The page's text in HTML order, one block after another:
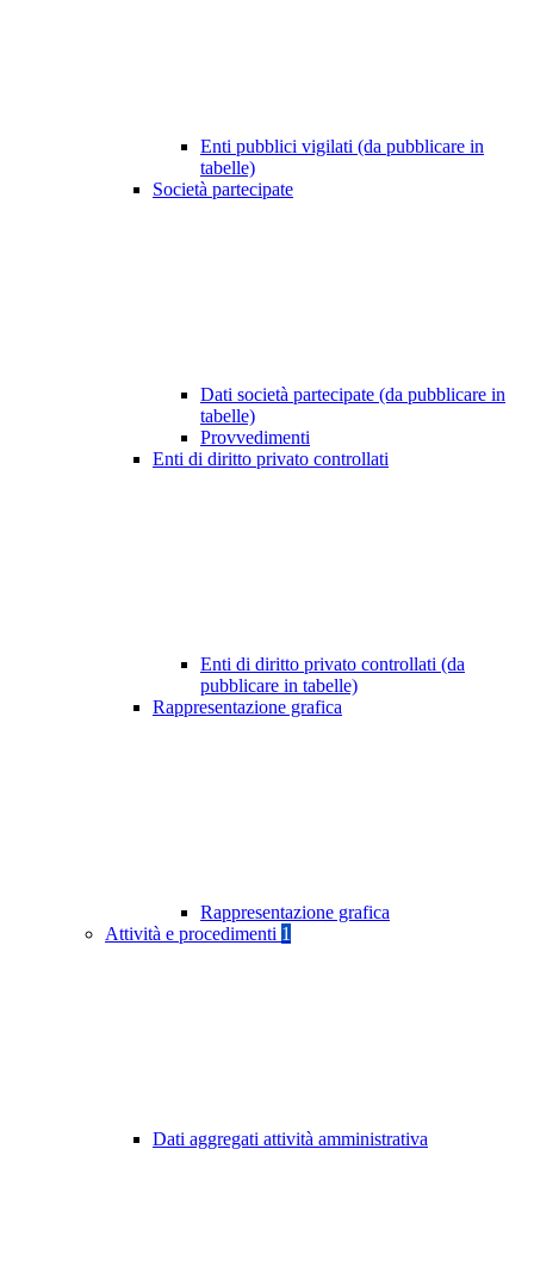
Enti pubblici vigilati (da pubblicare in
tabelle)
Società partecipate
Dati società partecipate (da pubblicare in
tabelle)
Provvedimenti
Enti di diritto privato controllati
Enti di diritto privato controllati (da
pubblicare in tabelle)
Rappresentazione grafica
Rappresentazione grafica
Attività e procedimenti 1
Dati aggregati attività amministrativa